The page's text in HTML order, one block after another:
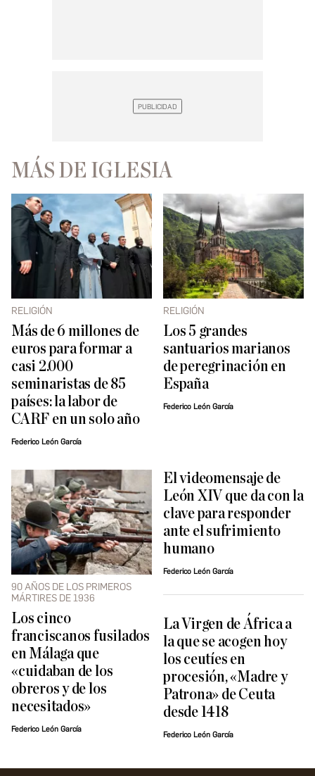
MÁS DE IGLESIA
RELIGIÓN
Más de 6 millones de
euros para formar a
casi 2.000
seminaristas de 85
países: la labor de
CARF en un solo año
Federico León García
RELIGIÓN
Los 5 grandes
santuarios marianos
de peregrinación en
España
Federico León García
90 AÑOS DE LOS PRIMEROS
MÁRTIRES DE 1936
Los cinco
franciscanos fusilados
en Málaga que
«cuidaban de los
obreros y de los
necesitados»
Federico León García
El videomensaje de
León XIV que da con la
clave para responder
ante el sufrimiento
humano
Federico León García
La Virgen de África a
la que se acogen hoy
los ceutíes en
procesión, «Madre y
Patrona» de Ceuta
desde 1418
Federico León García